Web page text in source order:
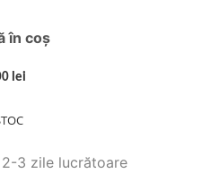
în coș
lei
2-3 zile lucrătoare